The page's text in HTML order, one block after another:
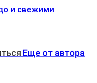
и свежими
Еще от автора